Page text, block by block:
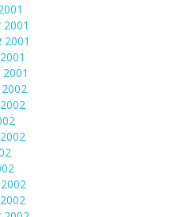
2001
2001
2001
2002
2002
2002